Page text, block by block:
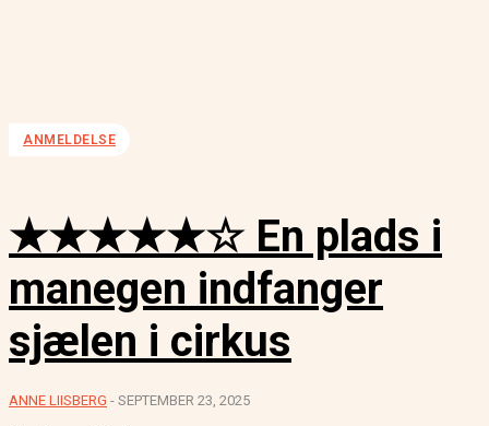
ANMELDELSE
★★★★★☆ En plads i
manegen indfanger
sjælen i cirkus
ANNE LIISBERG - SEPTEMBER 23, 2025